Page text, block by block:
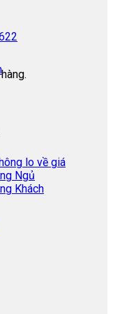
lo về giá
Ngủ
Khách